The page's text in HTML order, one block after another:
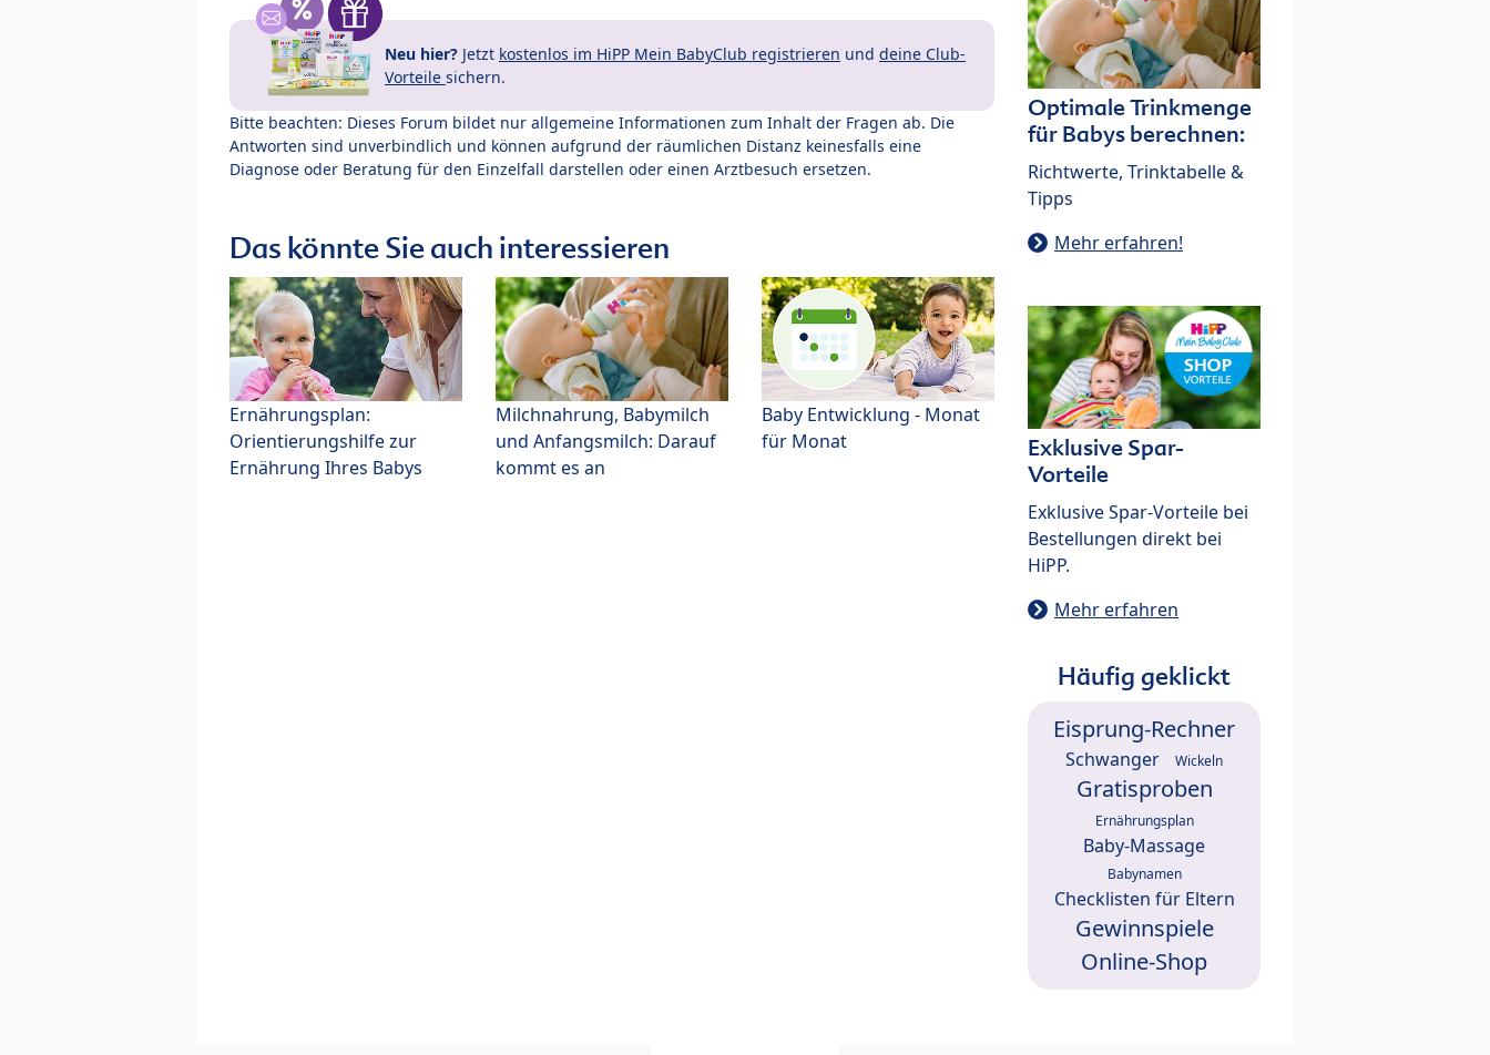
Neu hier? Jetzt kostenlos im HiPP Mein BabyClub registrieren und deine Club-
Vorteile sichern.
Bitte beachten: Dieses Forum bildet nur allgemeine Informationen zum Inhalt der Fragen ab. Die
Antworten sind unverbindlich und können aufgrund der räumlichen Distanz keinesfalls eine
Diagnose oder Beratung für den Einzelfall darstellen oder einen Arztbesuch ersetzen.
Das könnte Sie auch interessieren
Ernährungsplan:
Orientierungshilfe zur
Ernährung Ihres Babys
Milchnahrung, Babymilch
und Anfangsmilch: Darauf
kommt es an
Baby Entwicklung - Monat
für Monat
Optimale Trinkmenge
für Babys berechnen:
Richtwerte, Trinktabelle &
Tipps
Mehr erfahren!
Exklusive Spar-
Vorteile
Exklusive Spar-Vorteile bei
Bestellungen direkt bei
HiPP.
Mehr erfahren
Häufig geklickt
Eisprung-Rechner
Schwanger Wickeln
Gratisproben
Ernährungsplan
Baby-Massage
Babynamen
Checklisten für Eltern
Gewinnspiele
Online-Shop